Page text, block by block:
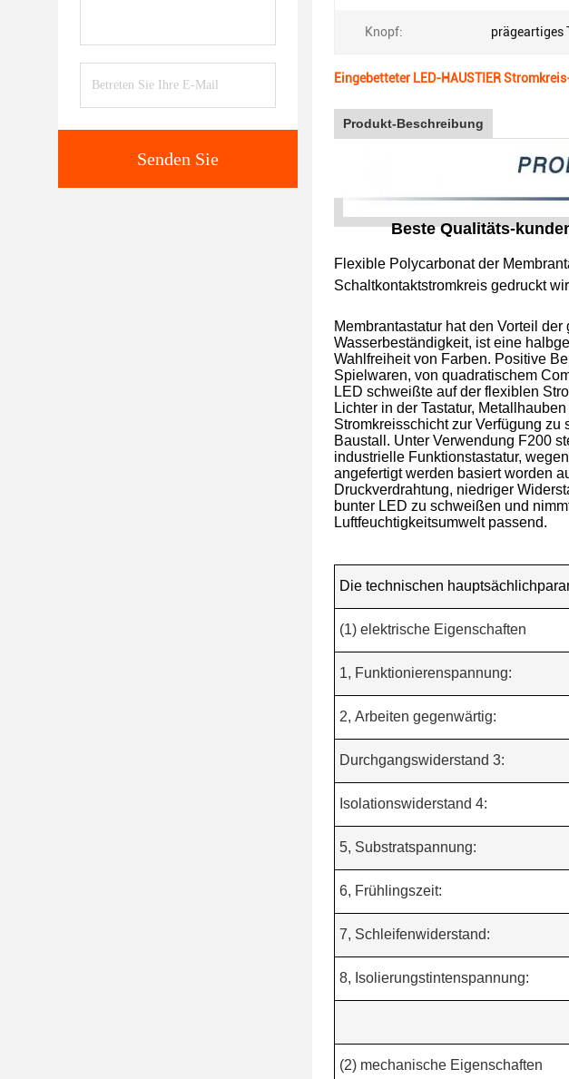
Senden Sie
Knopf: prägeartiges
Eingebetteter LED-HAUSTIER
Produkt-Beschreibung
Beste Qualitäts-
Flexible Polycarbonat der
Schaltkontaktstromkreis gedruckt
Membrantastatur hat den Vorteil
Wasserbeständigkeit, ist eine
Wahlfreiheit von Farben. Positive
Spielwaren, von quadratischem
LED schweißte auf der flexiblen
Lichter in der Tastatur,
Stromkreisschicht zur Verfügung
Baustall. Unter Verwendung F200
industrielle Funktionstastatur,
angefertigt werden basiert worden
Druckverdrahtung, niedriger
bunter LED zu schweißen und
Luftfeuchtigkeitsumwelt passend.
Die technischen
(1) elektrische Eigenschaften
1, Funktionierenspannung:
2, Arbeiten gegenwärtig:
Durchgangswiderstand 3:
Isolationswiderstand 4:
5, Substratspannung:
6, Frühlingszeit:
7, Schleifenwiderstand:
8, Isolierungstintenspannung:
(2) mechanische Eigenschaften